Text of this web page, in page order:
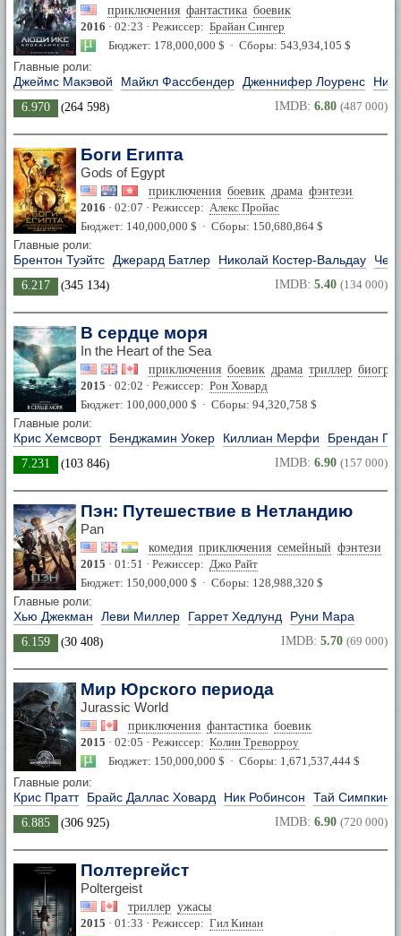
приключения фантастика боевик
2016 · 02:23 · Режиссер: Брайан Сингер
Бюджет: 178,000,000 $ · Сборы: 543,934,105 $
Главные роли:
Джеймс Макэвой Майкл Фассбендер Дженнифер Лоуренс
6.970 (264 598) IMDB: 6.80 (487 000)
Боги Египта
Gods of Egypt
приключения боевик драма фэнтези
2016 · 02:07 · Режиссер: Алекс Пройас
Бюджет: 140,000,000 $ · Сборы: 150,680,864 $
Главные роли:
Брентон Туэйтс Джерард Батлер Николай Костер-Вальдау
6.217 (345 134) IMDB: 5.40 (134 000)
В сердце моря
In the Heart of the Sea
приключения боевик драма триллер
2015 · 02:02 · Режиссер: Рон Ховард
Бюджет: 100,000,000 $ · Сборы: 94,320,758 $
Главные роли:
Крис Хемсворт Бенджамин Уокер Киллиан Мерфи Брендан
7.231 (103 846) IMDB: 6.90 (157 000)
Пэн: Путешествие в Нетландию
Pan
комедия приключения семейный фэнтези
2015 · 01:51 · Режиссер: Джо Райт
Бюджет: 150,000,000 $ · Сборы: 128,988,320 $
Главные роли:
Хью Джекман Леви Миллер Гаррет Хедлунд Руни Мара
6.159 (30 408) IMDB: 5.70 (69 000)
Мир Юрского периода
Jurassic World
приключения фантастика боевик
2015 · 02:05 · Режиссер: Колин Треворроу
Бюджет: 150,000,000 $ · Сборы: 1,671,537,444 $
Главные роли:
Крис Пратт Брайс Даллас Ховард Ник Робинсон Тай Симпкинс
6.885 (306 925) IMDB: 6.90 (720 000)
Полтергейст
Poltergeist
триллер ужасы
2015 · 01:33 · Режиссер: Гил Кинан